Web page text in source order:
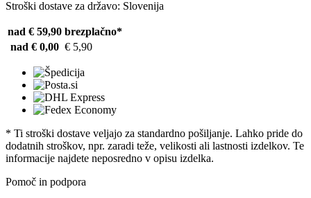
Stroški dostave za državo: Slovenija
nad € 59,90 brezplačno*
nad € 0,00 € 5,90
* Ti stroški dostave veljajo za standardno pošiljanje. Lahko pride do
dodatnih stroškov, npr. zaradi teže, velikosti ali lastnosti izdelkov. Te
informacije najdete neposredno v opisu izdelka.
Pomoč in podpora